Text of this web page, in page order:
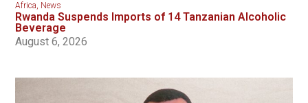
Africa, News
Rwanda Suspends Imports of 14 Tanzanian Alcoholic
Beverage
August 6, 2026